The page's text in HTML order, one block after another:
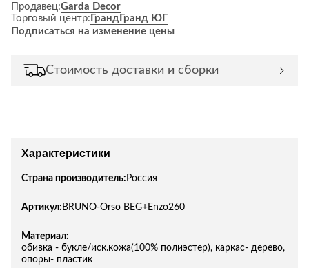
Продавец:Garda Decor
Торговый центр: Гранд Гранд ЮГ
Подписаться на изменение цены
Стоимость доставки и сборки
Характеристики
Страна производитель: Россия
Артикул: BRUNO-Orso BEG+Enzo260
Материал:
обивка - букле/иск.кожа(100% полиэстер), каркас- дерево,
опоры- пластик